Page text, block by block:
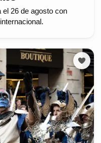
el 26 de agosto con